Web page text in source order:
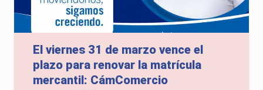
El viernes 31 de marzo vence el
plazo para renovar la matrícula
mercantil: CámComercio